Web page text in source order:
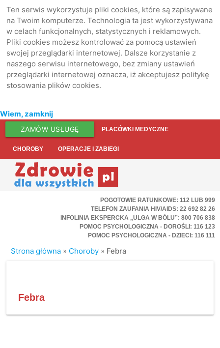
Ten serwis wykorzystuje pliki cookies, które są zapisywane
na Twoim komputerze. Technologia ta jest wykorzystywana
w celach funkcjonalnych, statystycznych i reklamowych.
Pliki cookies możesz kontrolować za pomocą ustawień
swojej przeglądarki internetowej. Dalsze korzystanie z
naszego serwisu internetowego, bez zmiany ustawień
przeglądarki internetowej oznacza, iż akceptujesz politykę
stosowania plików cookies.
Wiem, zamknij
ZAMÓW USŁUGĘ PLACÓWKI MEDYCZNE
CHOROBY OPERACJE I ZABIEGI
POGOTOWIE RATUNKOWE: 112 LUB 999
TELEFON ZAUFANIA HIV/AIDS: 22 692 82 26
INFOLINIA EKSPERCKA „ULGA W BÓLU”: 800 706 838
POMOC PSYCHOLOGICZNA - DOROŚLI: 116 123
POMOC PSYCHOLOGICZNA - DZIECI: 116 111
Strona główna » Choroby » Febra
Febra